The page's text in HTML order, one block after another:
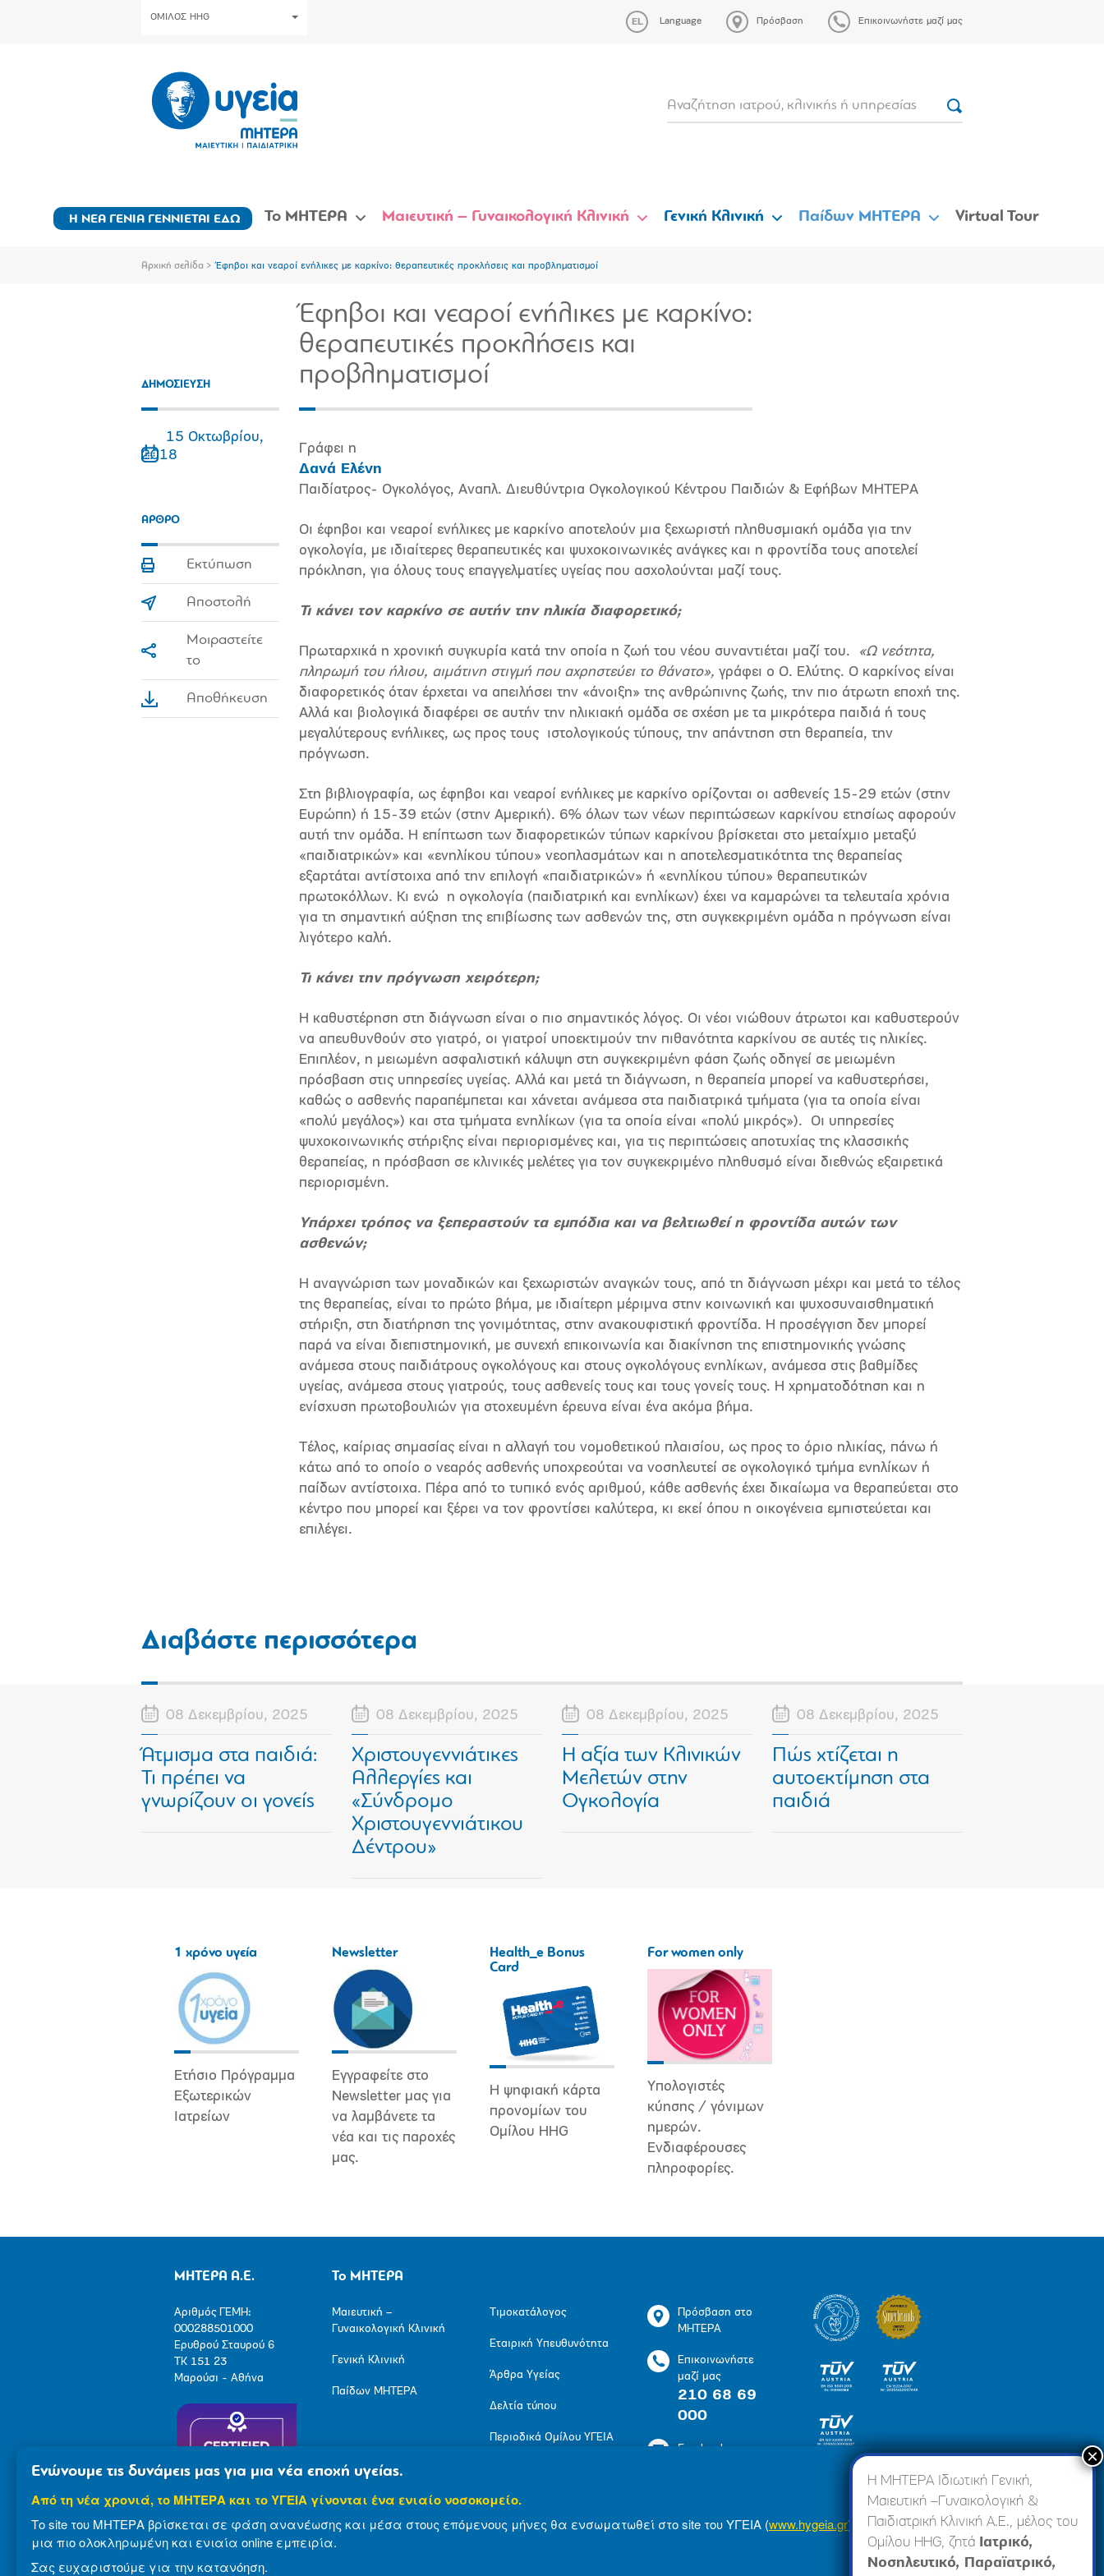
ΟΜΙΛΟΣ HHG Language Πρόσβαση Επικοινωνήστε μαζί μας
Η ΝΕΑ ΓΕΝΙΑ ΓΕΝΝΙΕΤΑΙ ΕΔΩ Το ΜΗΤΕΡΑ Μαιευτική – Γυναικολογική Κλινική Γενική Κλινική Παίδων ΜΗΤΕΡΑ Virtual Tour
Αρχική σελίδα Έφηβοι και νεαροί ενήλικες με καρκίνο: θεραπευτικές προκλήσεις και προβληματισμοί
Έφηβοι και νεαροί ενήλικες με καρκίνο:
θεραπευτικές προκλήσεις και
προβληματισμοί
Γράφει η
Δανά Ελένη
Παιδίατρος- Ογκολόγος, Αναπλ. Διευθύντρια Ογκολογικού Κέντρου Παιδιών & Εφήβων ΜΗΤΕΡΑ
Οι έφηβοι και νεαροί ενήλικες με καρκίνο αποτελούν μια ξεχωριστή πληθυσμιακή ομάδα για την
ογκολογία, με ιδιαίτερες θεραπευτικές και ψυχοκοινωνικές ανάγκες και η φροντίδα τους αποτελεί
πρόκληση, για όλους τους επαγγελματίες υγείας που ασχολούνται μαζί τους.
Τι κάνει τον καρκίνο σε αυτήν την ηλικία διαφορετικό;
Πρωταρχικά η χρονική συγκυρία κατά την οποία η ζωή του νέου συναντιέται μαζί του.
«Ω νεότητα,
πληρωμή του ήλιου, αιμάτινη στιγμή που αχρηστεύει το θάνατο», γράφει ο Ο. Ελύτης. Ο καρκίνος είναι
διαφορετικός όταν έρχεται να απειλήσει την «άνοιξη» της ανθρώπινης ζωής, την πιο άτρωτη εποχή της.
Αλλά και βιολογικά διαφέρει σε αυτήν την ηλικιακή ομάδα σε σχέση με τα μικρότερα παιδιά ή τους
μεγαλύτερους ενήλικες, ως προς τους ιστολογικούς τύπους, την απάντηση στη θεραπεία, την
πρόγνωση.
Στη βιβλιογραφία, ως έφηβοι και νεαροί ενήλικες με καρκίνο ορίζονται οι ασθενείς 15-29 ετών (στην
Ευρώπη) ή 15-39 ετών (στην Αμερική). 6% όλων των νέων περιπτώσεων καρκίνου ετησίως αφορούν
αυτή την ομάδα. Η επίπτωση των διαφορετικών τύπων καρκίνου βρίσκεται στο μεταίχμιο μεταξύ
«παιδιατρικών» και «ενηλίκου τύπου» νεοπλασμάτων και η αποτελεσματικότητα της θεραπείας
εξαρτάται αντίστοιχα από την επιλογή «παιδιατρικών» ή «ενηλίκου τύπου» θεραπευτικών
πρωτοκόλλων. Κι ενώ
η ογκολογία (παιδιατρική και ενηλίκων) έχει να καμαρώνει τα τελευταία χρόνια
για τη σημαντική αύξηση της επιβίωσης των ασθενών της, στη συγκεκριμένη ομάδα η πρόγνωση είναι
λιγότερο καλή.
Τι κάνει την πρόγνωση χειρότερη;
Η καθυστέρηση στη διάγνωση είναι ο πιο σημαντικός λόγος. Οι νέοι νιώθουν άτρωτοι και καθυστερούν
να απευθυνθούν στο γιατρό, οι γιατροί υποεκτιμούν την πιθανότητα καρκίνου σε αυτές τις ηλικίες.
Επιπλέον, η μειωμένη ασφαλιστική κάλυψη στη συγκεκριμένη φάση ζωής οδηγεί σε μειωμένη
πρόσβαση στις υπηρεσίες υγείας. Αλλά και μετά τη διάγνωση, η θεραπεία μπορεί να καθυστερήσει,
καθώς ο ασθενής παραπέμπεται και χάνεται ανάμεσα στα παιδιατρικά τμήματα (για τα οποία είναι
«πολύ μεγάλος») και στα τμήματα ενηλίκων (για τα οποία είναι «πολύ μικρός»).
Οι υπηρεσίες
ψυχοκοινωνικής στήριξης είναι περιορισμένες και, για τις περιπτώσεις αποτυχίας της κλασσικής
θεραπείας, η πρόσβαση σε κλινικές μελέτες για τον συγκεκριμένο πληθυσμό είναι διεθνώς εξαιρετικά
περιορισμένη.
Υπάρχει τρόπος να ξεπεραστούν τα εμπόδια και να βελτιωθεί η φροντίδα αυτών των
ασθενών;
Η αναγνώριση των μοναδικών και ξεχωριστών αναγκών τους, από τη διάγνωση μέχρι και μετά το τέλος
της θεραπείας, είναι το πρώτο βήμα, με ιδιαίτερη μέριμνα στην κοινωνική και ψυχοσυναισθηματική
στήριξη, στη διατήρηση της γονιμότητας, στην ανακουφιστική φροντίδα. Η προσέγγιση δεν μπορεί
παρά να είναι διεπιστημονική, με συνεχή επικοινωνία και διακίνηση της επιστημονικής γνώσης
ανάμεσα στους παιδιάτρους ογκολόγους και στους ογκολόγους ενηλίκων, ανάμεσα στις βαθμίδες
υγείας, ανάμεσα στους γιατρούς, τους ασθενείς τους και τους γονείς τους. Η χρηματοδότηση και η
ενίσχυση πρωτοβουλιών για στοχευμένη έρευνα είναι ένα ακόμα βήμα.
Τέλος, καίριας σημασίας είναι η αλλαγή του νομοθετικού πλαισίου, ως προς το όριο ηλικίας, πάνω ή
κάτω από το οποίο ο νεαρός ασθενής υποχρεούται να νοσηλευτεί σε ογκολογικό τμήμα ενηλίκων ή
παίδων αντίστοιχα. Πέρα από το τυπικό ενός αριθμού, κάθε ασθενής έχει δικαίωμα να θεραπεύεται στο
κέντρο που μπορεί και ξέρει να τον φροντίσει καλύτερα, κι εκεί όπου η οικογένεια εμπιστεύεται και
επιλέγει.
ΔΗΜΟΣΙΕΥΣΗ
15 Οκτωβρίου,
2018
ΑΡΘΡΟ
Εκτύπωση
Αποστολή
Μοιραστείτε
το
Αποθήκευση
Διαβάστε περισσότερα
08 Δεκεμβρίου, 2025
Άτμισμα στα παιδιά:
Τι πρέπει να
γνωρίζουν οι γονείς
08 Δεκεμβρίου, 2025
Χριστουγεννιάτικες
Αλλεργίες και
«Σύνδρομο
Χριστουγεννιάτικου
Δέντρου»
08 Δεκεμβρίου, 2025
Η αξία των Κλινικών
Μελετών στην
Ογκολογία
08 Δεκεμβρίου, 2025
Πώς χτίζεται η
αυτοεκτίμηση στα
παιδιά
1 χρόνο υγεία
Ετήσιο Πρόγραμμα
Εξωτερικών
Ιατρείων
Newsletter
Εγγραφείτε στο
Newsletter μας για
να λαμβάνετε τα
νέα και τις παροχές
μας.
Health_e Bonus
Card
Η ψηφιακή κάρτα
προνομίων του
Ομίλου HHG
For women only
Υπολογιστές
κύησης / γόνιμων
ημερών.
Ενδιαφέρουσες
πληροφορίες.
ΜΗΤΕΡΑ Α.Ε.
Αριθμός ΓΕΜΗ:
000288501000
Ερυθρού Σταυρού 6
ΤΚ 151 23
Μαρούσι - Αθήνα
Το ΜΗΤΕΡΑ
Μαιευτική –
Γυναικολογική Κλινική
Γενική Κλινική
Παίδων ΜΗΤΕΡΑ
Τιμοκατάλογος
Εταιρική Υπευθυνότητα
Άρθρα Υγείας
Δελτία τύπου
Περιοδικά Ομίλου ΥΓΕΙΑ
Δεδομένων
Πολιτική Cookies
Πρόσβαση στο
ΜΗΤΕΡΑ
Επικοινωνήστε
μαζί μας
210 68 69
000
Facebook
Youtube
Η ΜΗΤΕΡΑ Ιδιωτική Γενική,
Μαιευτική –Γυναικολογική &
Παιδιατρική Κλινική Α.Ε., μέλος του
Ομίλου HHG, ζητά Ιατρικό,
Νοσηλευτικό, Παραϊατρικό,
Ενώνουμε τις δυνάμεις μας για μια νέα εποχή υγείας.
Από τη νέα χρονιά, το ΜΗΤΕΡΑ και το ΥΓΕΙΑ γίνονται ένα ενιαίο νοσοκομείο.
Το site του ΜΗΤΕΡΑ βρίσκεται σε φάση ανανέωσης και μέσα στους επόμενους μήνες θα ενσωματωθεί στο site του ΥΓΕΙΑ (www.hygeia.gr), ώστε να σας προσφέρουμε
μια πιο ολοκληρωμένη και ενιαία online εμπειρία.
Σας ευχαριστούμε για την κατανόηση.